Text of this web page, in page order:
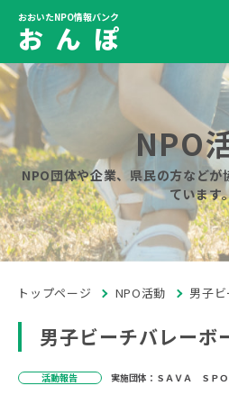
おおいたNPO情報バンク
お ん ぽ
NPO
NPO団体や企業、県民の方など
ています
トップページ NPO活動 男子
男子ビーチバレーボ
活動報告 実施団体：ＳＡＶＡ ＳＰ